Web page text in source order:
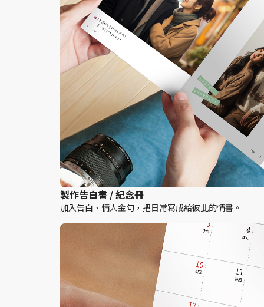
製作告白書 / 紀念冊
加入告白、情人金句，把日常寫成給彼此的情書。